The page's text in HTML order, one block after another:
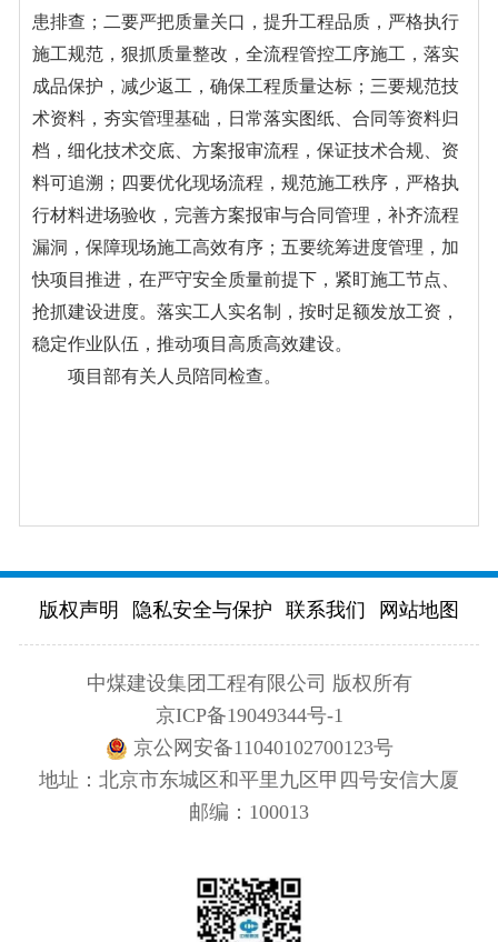
患排查；二要严把质量关口，提升工程品质，严格执行
施工规范，狠抓质量整改，全流程管控工序施工，落实
成品保护，减少返工，确保工程质量达标；三要规范技
术资料，夯实管理基础，日常落实图纸、合同等资料归
档，细化技术交底、方案报审流程，保证技术合规、资
料可追溯；四要优化现场流程，规范施工秩序，严格执
行材料进场验收，完善方案报审与合同管理，补齐流程
漏洞，保障现场施工高效有序；五要统筹进度管理，加
快项目推进，在严守安全质量前提下，紧盯施工节点、
抢抓建设进度。落实工人实名制，按时足额发放工资，
稳定作业队伍，推动项目高质高效建设。
项目部有关人员陪同检查。
版权声明 隐私安全与保护 联系我们 网站地图
中煤建设集团工程有限公司 版权所有
京ICP备19049344号-1
京公网安备11040102700123号
地址：北京市东城区和平里九区甲四号安信大厦
邮编：100013